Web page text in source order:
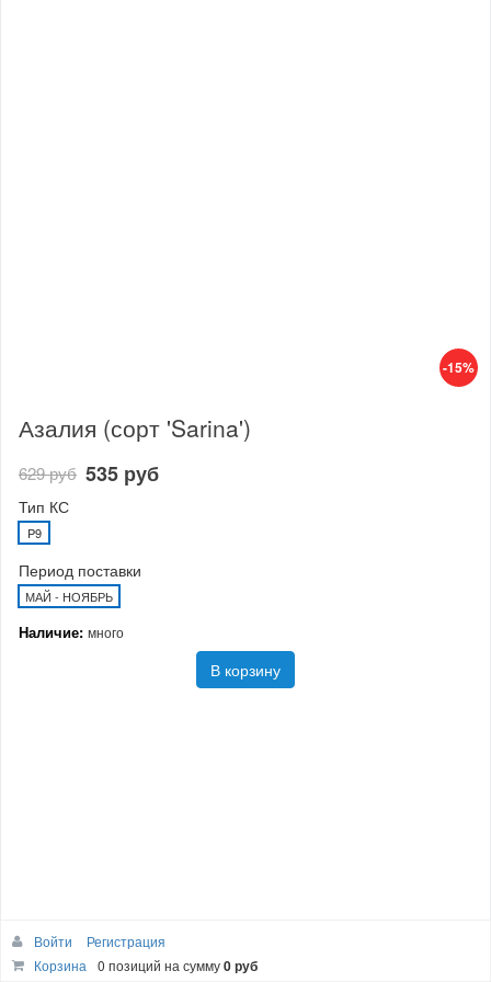
-15%
Азалия (сорт 'Sarina')
629 руб 535 руб
Тип КС
P9
Период поставки
МАЙ - НОЯБРЬ
Наличие: много
В корзину
Войти
Регистрация
Корзина
0 позиций на сумму0 руб